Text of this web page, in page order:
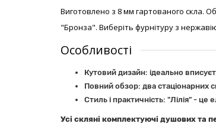
Виготовлено з 8 мм гартованого скла.
"Бронза". Виберіть фурнітуру з
Особливості
Кутовий дизайн: ідеально
Повний обзор: два стаціонарних
Стиль і практичність: "Лілія" - це
Усі скляні комплектуючі душових та